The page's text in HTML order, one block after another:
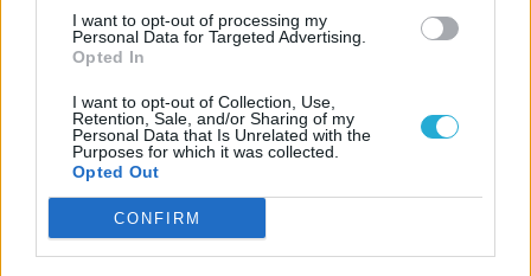
I want to opt-out of processing my
Personal Data for Targeted Advertising.
Opted In
I want to opt-out of Collection, Use,
Retention, Sale, and/or Sharing of my
Personal Data that Is Unrelated with the
Purposes for which it was collected.
Opted Out
CONFIRM